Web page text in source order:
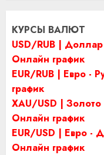
КУРСЫ ВАЛЮТ
USD/RUB |
Онлайн график
EUR/RUB | Евро -
график
XAU/USD |
Онлайн график
EUR/USD | Евро -
Онлайн график